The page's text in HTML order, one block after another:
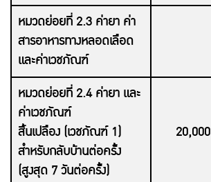
หมวดย่อยที่ 2.3 ค่ายา ค่า
สารอาหารทางหลอดเลือด
และค่าเวชภัณฑ์
หมวดย่อยที่ 2.4 ค่ายา และ
ค่าเวชภัณฑ์
สิ้นเปลือง (เวชภัณฑ์ 1)
สำหรับกลับบ้านต่อครั้ง
(สูงสุด 7 วันต่อครั้ง)
20,000